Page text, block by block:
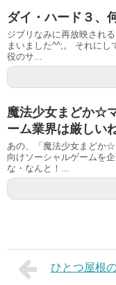
ダイ・ハード３、
ジブリなみに再放映され
まいました^^;。 それにし
役のサ...
魔法少女まどか☆
ーム業界は厳しいね
あの、「魔法少女まどか
向けソーシャルゲームを
な・なんと！...
ひとつ屋根